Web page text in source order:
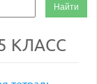
КЛАСС